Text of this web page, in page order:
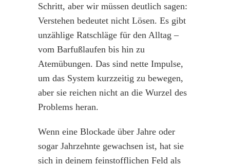
Schritt, aber wir müssen deutlich sagen:
Verstehen bedeutet nicht Lösen. Es gibt
unzählige Ratschläge für den Alltag –
vom Barfußlaufen bis hin zu
Atemübungen. Das sind nette Impulse,
um das System kurzzeitig zu bewegen,
aber sie reichen nicht an die Wurzel des
Problems heran.
Wenn eine Blockade über Jahre oder
sogar Jahrzehnte gewachsen ist, hat sie
sich in deinem feinstofflichen Feld als